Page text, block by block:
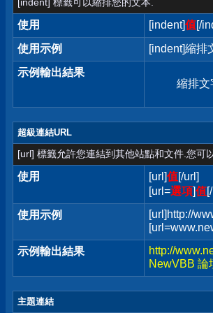
使用 [indent]值[/
使用示例
[indent]縮排
示例輸出結果
縮排文
超級連結URL
[url] 標籤允許您連結到其他站點和文件.您可
使用 [url]值[/url]
[url=選項]值
使用示例
[url]http://
示例輸出結果
http://
NewVBB 論
主題連結